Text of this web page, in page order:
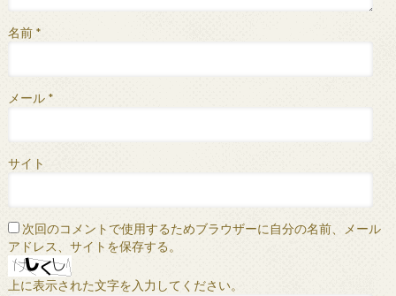
名前 *
メール *
サイト
次回のコメントで使用するためブラウザーに自分の名前、メール
アドレス、サイトを保存する。
上に表示された文字を入力してください。